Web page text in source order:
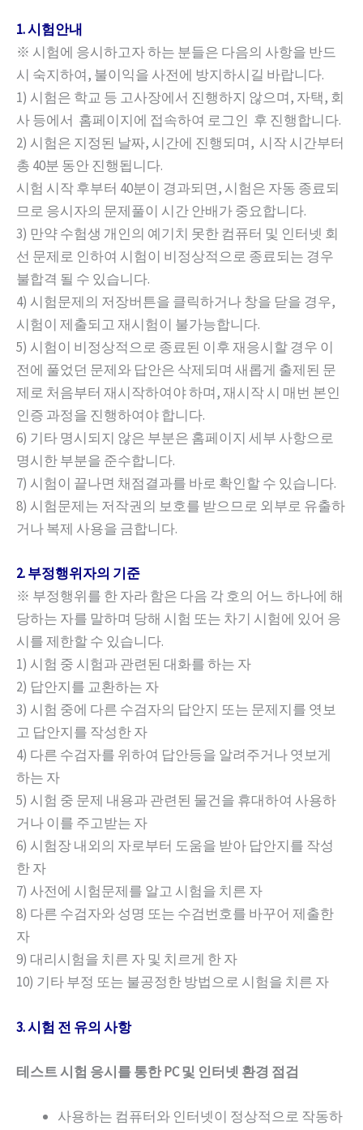
1. 시험안내
※ 시험에 응시하고자 하는 분들은 다음의 사항을 반드
시 숙지하여, 불이익을 사전에 방지하시길 바랍니다.
1) 시험은 학교 등 고사장에서 진행하지 않으며, 자택, 회
사 등에서 홈페이지에 접속하여 로그인 후 진행합니다.
2) 시험은 지정된 날짜, 시간에 진행되며, 시작 시간부터
총 40분 동안 진행됩니다.
시험 시작 후부터 40분이 경과되면, 시험은 자동 종료되
므로 응시자의 문제풀이 시간 안배가 중요합니다.
3) 만약 수험생 개인의 예기치 못한 컴퓨터 및 인터넷 회
선 문제로 인하여 시험이 비정상적으로 종료되는 경우
불합격 될 수 있습니다.
4) 시험문제의 저장버튼을 클릭하거나 창을 닫을 경우,
시험이 제출되고 재시험이 불가능합니다.
5) 시험이 비정상적으로 종료된 이후 재응시할 경우 이
전에 풀었던 문제와 답안은 삭제되며 새롭게 출제된 문
제로 처음부터 재시작하여야 하며, 재시작 시 매번 본인
인증 과정을 진행하여야 합니다.
6) 기타 명시되지 않은 부분은 홈페이지 세부 사항으로
명시한 부분을 준수합니다.
7) 시험이 끝나면 채점결과를 바로 확인할 수 있습니다.
8) 시험문제는 저작권의 보호를 받으므로 외부로 유출하
거나 복제 사용을 금합니다.
2. 부정행위자의 기준
※ 부정행위를 한 자라 함은 다음 각 호의 어느 하나에 해
당하는 자를 말하며 당해 시험 또는 차기 시험에 있어 응
시를 제한할 수 있습니다.
1) 시험 중 시험과 관련된 대화를 하는 자
2) 답안지를 교환하는 자
3) 시험 중에 다른 수검자의 답안지 또는 문제지를 엿보
고 답안지를 작성한 자
4) 다른 수검자를 위하여 답안등을 알려주거나 엿보게
하는 자
5) 시험 중 문제 내용과 관련된 물건을 휴대하여 사용하
거나 이를 주고받는 자
6) 시험장 내외의 자로부터 도움을 받아 답안지를 작성
한 자
7) 사전에 시험문제를 알고 시험을 치른 자
8) 다른 수검자와 성명 또는 수검번호를 바꾸어 제출한
자
9) 대리시험을 치른 자 및 치르게 한 자
10) 기타 부정 또는 불공정한 방법으로 시험을 치른 자
3. 시험 전 유의 사항
테스트시험 응시를통한PC및 인터넷 환경 점검
사용하는 컴퓨터와 인터넷이 정상적으로 작동하